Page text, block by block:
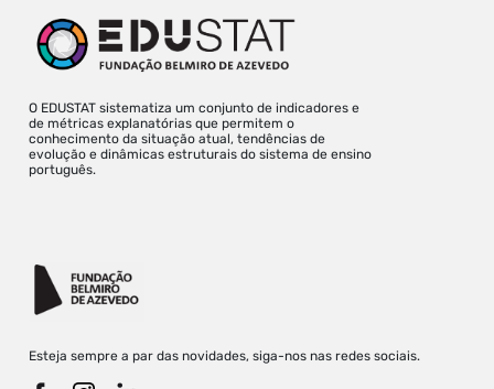
O EDUSTAT sistematiza um conjunto de indicadores e
de métricas explanatórias que permitem o
conhecimento da situação atual, tendências de
evolução e dinâmicas estruturais do sistema de ensino
português.
Esteja sempre a par das novidades, siga-nos nas redes sociais.